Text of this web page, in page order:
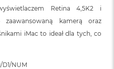
Retina 4,5K2 i
kamerą oraz
iMac to ideał dla tych, co
D1/NUM